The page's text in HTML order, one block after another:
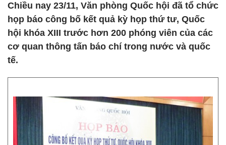
Chiều nay 23/11, Văn phòng Quốc hội đã tổ chức
họp báo công bố kết quả kỳ họp thứ tư, Quốc
hội khóa XIII trước hơn 200 phóng viên của các
cơ quan thông tấn báo chí trong nước và quốc
tế.